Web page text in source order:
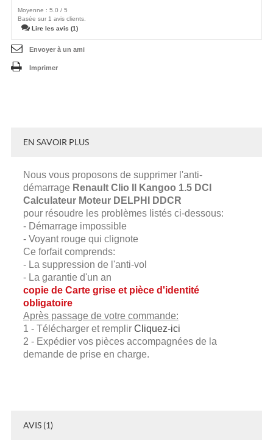
Moyenne : 5.0 / 5
Basée sur 1 avis clients.
Lire les avis (1)
Envoyer à un ami
Imprimer
EN SAVOIR PLUS
Nous vous proposons de supprimer l'anti-
démarrage Renault Clio II Kangoo 1.5 DCI
Calculateur Moteur DELPHI DDCR
pour résoudre les problèmes listés ci-dessous:
- Démarrage impossible
- Voyant rouge qui clignote
Ce forfait comprends:
- La suppression de l'anti-vol
- La garantie d'un an
copie de Carte grise et pièce d'identité
obligatoire
Après passage de votre commande:
1 - Télécharger et remplir Cliquez-ici
2 - Expédier vos pièces accompagnées de la
demande de prise en charge.
AVIS (1)